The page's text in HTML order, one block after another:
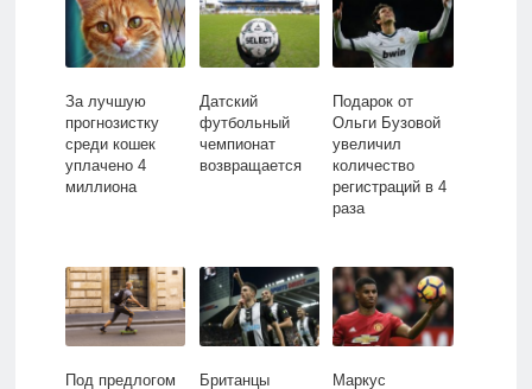
За лучшую
прогнозистку
среди кошек
уплачено 4
миллиона
Датский
футбольный
чемпионат
возвращается
Подарок от
Ольги Бузовой
увеличил
количество
регистраций в 4
раза
Под предлогом Британцы Маркус